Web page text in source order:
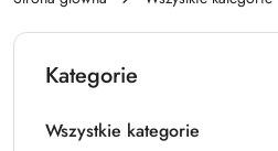
Kategorie
Wszystkie kategorie